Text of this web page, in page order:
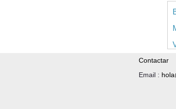
Contactar
Email :